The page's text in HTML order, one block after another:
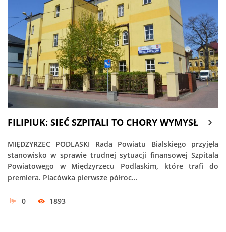
FILIPIUK: SIEĆ SZPITALI TO CHORY WYMYSŁ
MIĘDZYRZEC PODLASKI Rada Powiatu Bialskiego przyjęła
stanowisko w sprawie trudnej sytuacji finansowej Szpitala
Powiatowego w Międzyrzecu Podlaskim, które trafi do
premiera. Placówka pierwsze półroc...
0 1893